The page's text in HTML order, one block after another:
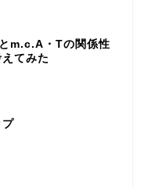
m.c.A・Tの関係性
てみた
プ